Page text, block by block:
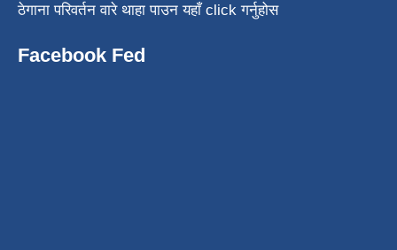
ठेगाना परिवर्तन वारे थाहा पाउन यहाँ click गर्नुहोस
Facebook Fed